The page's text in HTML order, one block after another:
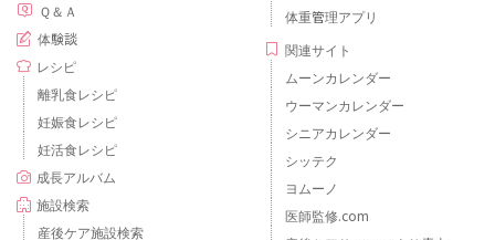
Ｑ＆Ａ
体験談
レシピ
離乳食レシピ
妊娠食レシピ
妊活食レシピ
成長アルバム
施設検索
産後ケア施設検索
体重管理アプリ
関連サイト
ムーンカレンダー
ウーマンカレンダー
シニアカレンダー
シッテク
ヨムーノ
医師監修.com